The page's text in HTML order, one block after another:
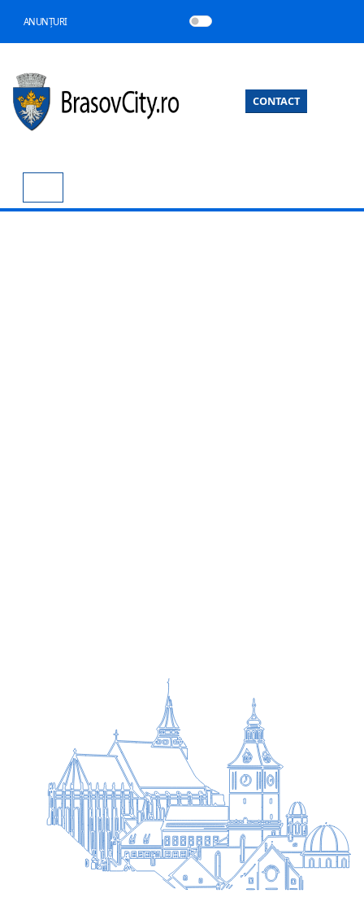
ANUNȚURI
CONTACT